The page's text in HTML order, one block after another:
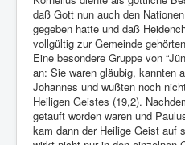
daß Gott nun auch den
gegeben hatte und daß
vollgültig zur Gemeinde
Eine besondere Gruppe von
an: Sie waren gläubig, kannten
Johannes und wußten noch
Heiligen Geistes (19,2).
getauft worden waren und
kam dann der Heilige Geist auf